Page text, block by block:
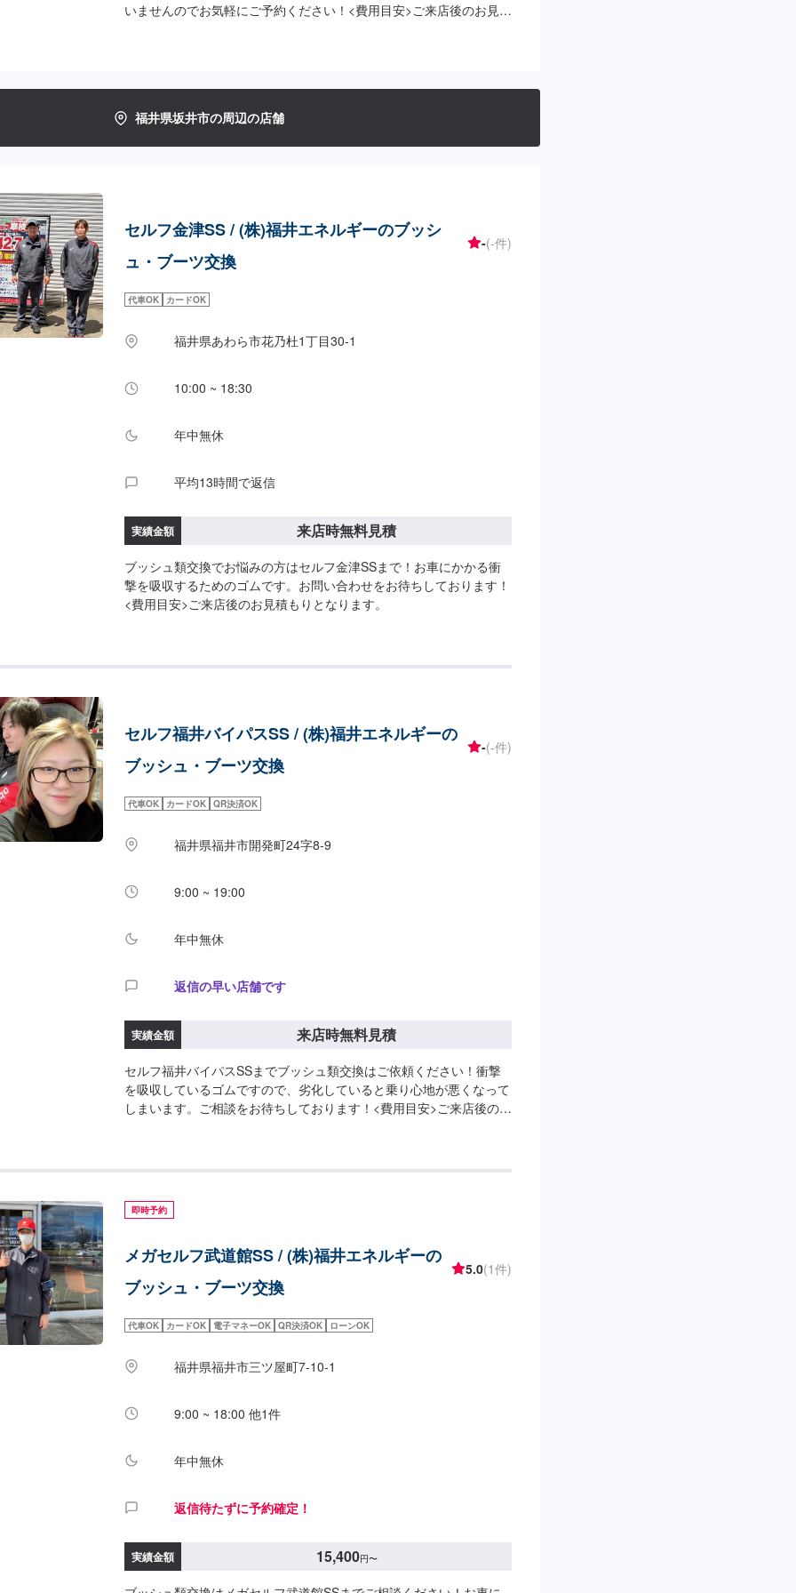
いませんのでお気軽にご予約ください！<費用目安>ご来店後のお見積
福井県坂井市の周辺の店舗
セルフ金津SS / (株)福井エネルギーのブッシ
ュ・ブーツ交換
-(-件)
代車OK カードOK
福井県あわら市花乃杜1丁目30-1
10:00 ~ 18:30
年中無休
平均13時間で返信
実績金額 来店時無料見積
ブッシュ類交換でお悩みの方はセルフ金津SSまで！お車にかかる衝
撃を吸収するためのゴムです。お問い合わせをお待ちしております！
<費用目安>ご来店後のお見積もりとなります。
セルフ福井バイパスSS / (株)福井エネルギーの
ブッシュ・ブーツ交換
-(-件)
代車OK カードOK QR決済OK
福井県福井市開発町24字8-9
9:00 ~ 19:00
年中無休
返信の早い店舗です
実績金額 来店時無料見積
セルフ福井バイパスSSまでブッシュ類交換はご依頼ください！衝撃
を吸収しているゴムですので、劣化していると乗り心地が悪くなって
しまいます。ご相談をお待ちしております！<費用目安>ご来店後のお
即時予約
メガセルフ武道館SS / (株)福井エネルギーの
ブッシュ・ブーツ交換
5.0(1件)
代車OK カードOK 電子マネーOK QR決済OK ローンOK
福井県福井市三ツ屋町7-10-1
9:00 ~ 18:00 他1件
年中無休
返信待たずに予約確定！
実績金額 15,400円〜